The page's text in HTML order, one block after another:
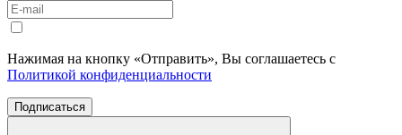
Нажимая на кнопку «Отправить», Вы соглашаетесь с
Политикой конфиденциальности
Подписаться